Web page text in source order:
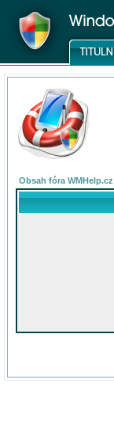
Obsah fóra WMHelp.cz